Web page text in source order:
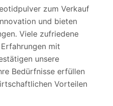
zum Verkauf
und bieten
Viele zufriedene
mit
unsere
Bedürfnisse erfüllen
Vorteilen